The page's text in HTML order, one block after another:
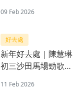
「三冠王獎杯巡展」
09 Feb 2026
好去處
新年好去處｜陳慧琳
初三沙田馬場勁歌熱
x麥玲玲師傅獻唱經典
11 Feb 2026